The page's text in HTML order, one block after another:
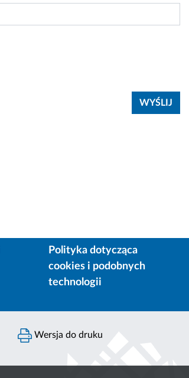
Polityka dotycząca
cookies i podobnych
technologii
Wersja do druku